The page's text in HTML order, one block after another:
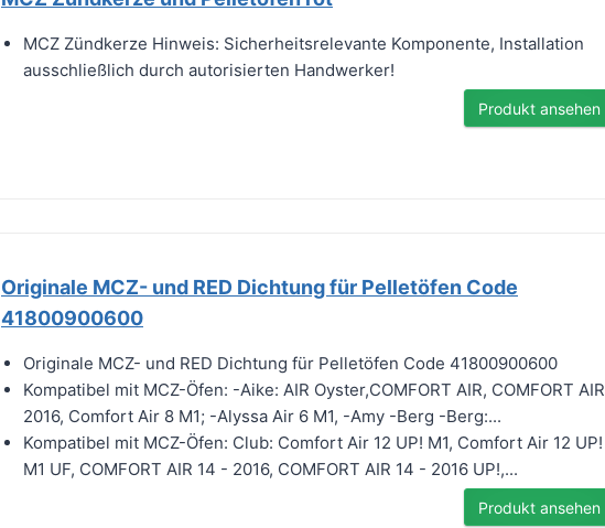
MCZ Zündkerze Hinweis: Sicherheitsrelevante Komponente, Installation
ausschließlich durch autorisierten Handwerker!
Produkt ansehen
Originale MCZ- und RED Dichtung für Pelletöfen Code
41800900600
Originale MCZ- und RED Dichtung für Pelletöfen Code 41800900600
Kompatibel mit MCZ-Öfen: -Aike: AIR Oyster,COMFORT AIR, COMFORT AIR
2016, Comfort Air 8 M1; -Alyssa Air 6 M1, -Amy -Berg -Berg:...
Kompatibel mit MCZ-Öfen: Club: Comfort Air 12 UP! M1, Comfort Air 12 UP!
M1 UF, COMFORT AIR 14 - 2016, COMFORT AIR 14 - 2016 UP!,...
Produkt ansehen